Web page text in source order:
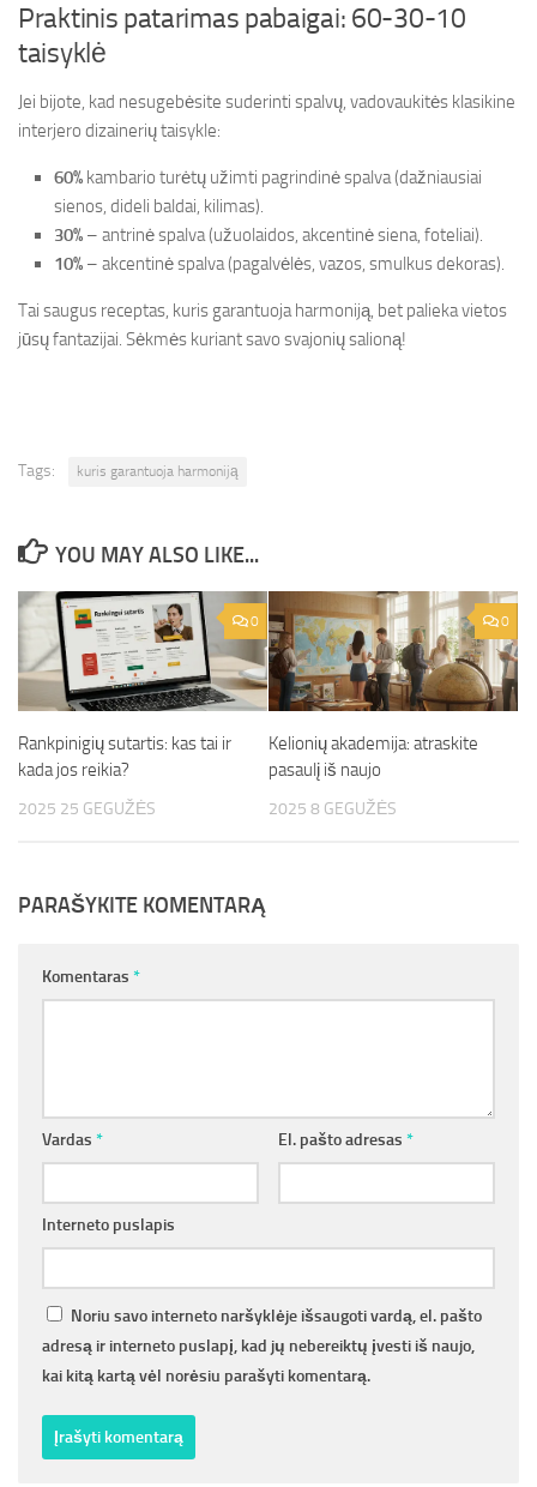
Praktinis patarimas pabaigai: 60-30-10
taisyklė
Jei bijote, kad nesugebėsite suderinti spalvų, vadovaukitės klasikine
interjero dizainerių taisykle:
60% kambario turėtų užimti pagrindinė spalva (dažniausiai
sienos, dideli baldai, kilimas).
30% – antrinė spalva (užuolaidos, akcentinė siena, foteliai).
10% – akcentinė spalva (pagalvėlės, vazos, smulkus dekoras).
Tai saugus receptas, kuris garantuoja harmoniją, bet palieka vietos
jūsų fantazijai. Sėkmės kuriant savo svajonių salioną!
Tags: kuris garantuoja harmoniją
YOU MAY ALSO LIKE...
0
Rankpinigių sutartis: kas tai ir
kada jos reikia?
2025 25 GEGUŽĖS
0
Kelionių akademija: atraskite
pasaulį iš naujo
2025 8 GEGUŽĖS
PARAŠYKITE KOMENTARĄ
Komentaras *
Vardas * El. pašto adresas *
Interneto puslapis
Noriu savo interneto naršyklėje išsaugoti vardą, el. pašto
adresą ir interneto puslapį, kad jų nebereiktų įvesti iš naujo,
kai kitą kartą vėl norėsiu parašyti komentarą.